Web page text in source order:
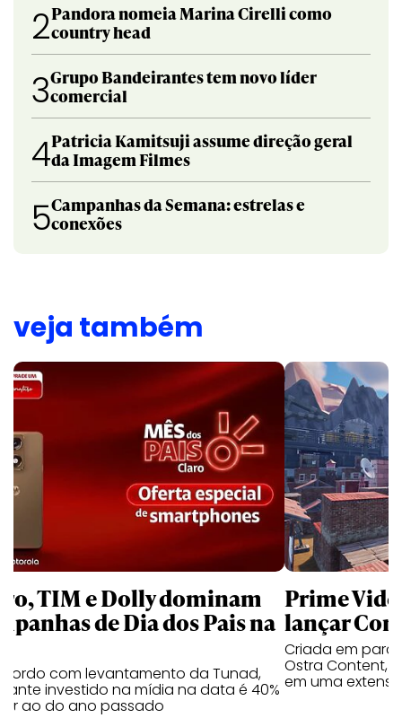
2Pandora nomeia Marina Cirelli como
country head
3Grupo Bandeirantes tem novo líder
comercial
4Patricia Kamitsuji assume direção geral
da Imagem Filmes
5Campanhas da Semana: estrelas e
conexões
veja também
TIM e Dolly dominam
de Dia dos Pais na
com levantamento da Tunad,
investido na mídia na data é 40%
ao do ano passado
Prime
lançar
Criada em
Ostra Content,
em uma